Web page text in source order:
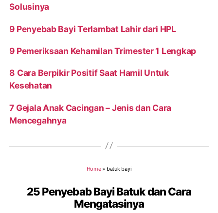
Solusinya
9 Penyebab Bayi Terlambat Lahir dari HPL
9 Pemeriksaan Kehamilan Trimester 1 Lengkap
8 Cara Berpikir Positif Saat Hamil Untuk
Kesehatan
7 Gejala Anak Cacingan – Jenis dan Cara
Mencegahnya
Home» batuk bayi
25 Penyebab Bayi Batuk dan Cara
Mengatasinya